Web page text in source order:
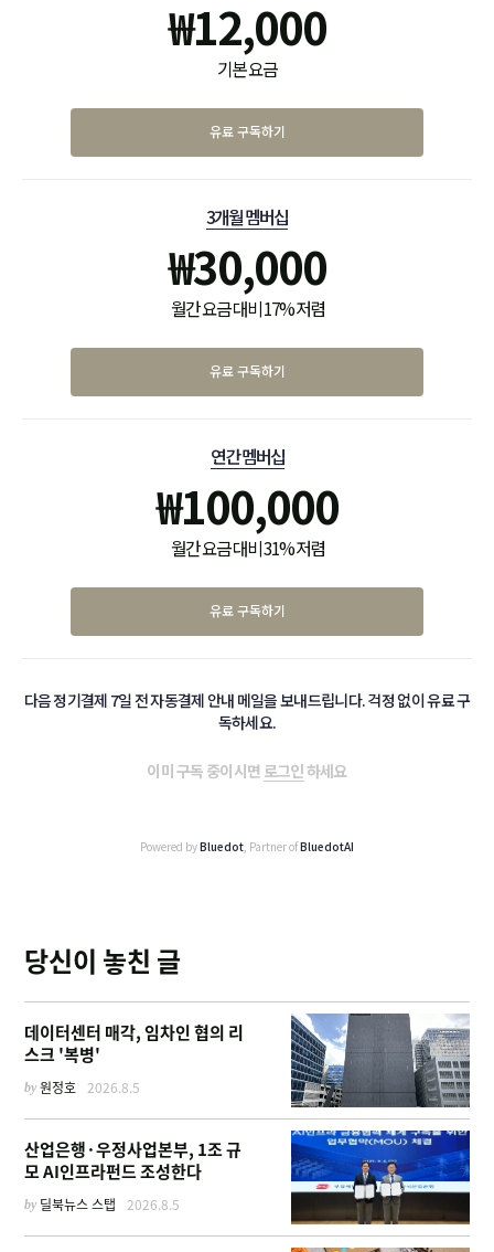
₩12,000
기본 요금
유료 구독하기
3개월 멤버십
₩30,000
월간 요금 대비 17% 저렴
유료 구독하기
연간 멤버십
₩100,000
월간 요금 대비 31% 저렴
유료 구독하기
다음 정기결제 7일 전 자동결제 안내 메일을 보내드립니다. 걱정 없이 유료 구
독하세요.
이미 구독 중이시면 로그인하세요
Powered byBluedot, Partner ofBluedotAI
당신이 놓친 글
데이터센터 매각, 임차인 협의 리
스크 '복병'
by원정호 2026.8.5
산업은행·우정사업본부, 1조 규
모 AI인프라펀드 조성한다
by 딜북뉴스 스탭 2026.8.5